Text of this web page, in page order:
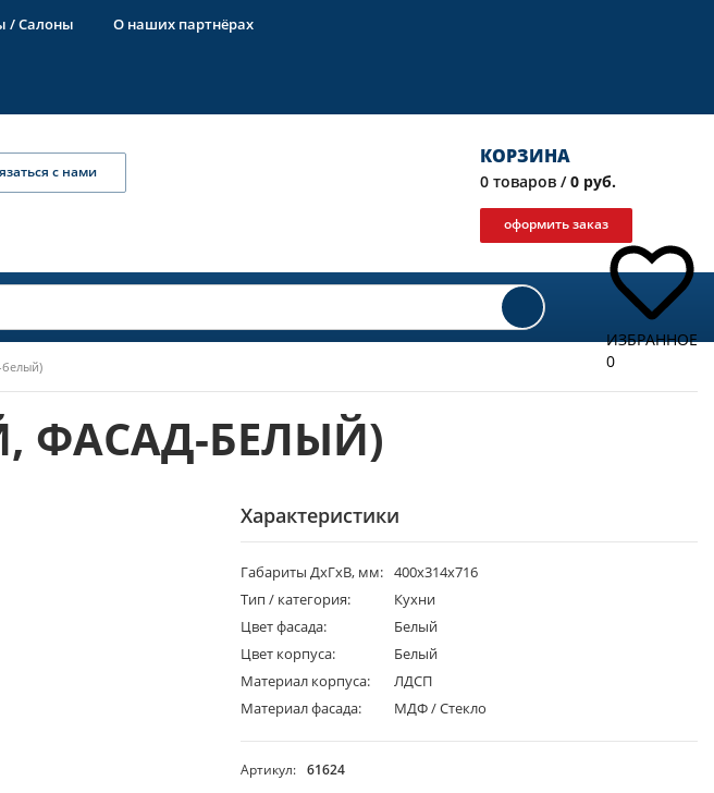
/ Салоны О наших партнёрах
с нами
КОРЗИНА
0 товаров / 0 руб.
оформить заказ
ИЗБРАННОЕ
0
ФАСАД-БЕЛЫЙ)
Характеристики
Габариты ДхГхВ, мм: 400х314х716
Тип / категория:
Кухни
Цвет фасада:
Белый
Цвет корпуса:
Белый
Материал корпуса:
ЛДСП
Материал фасада:
МДФ / Стекло
Артикул: 61624